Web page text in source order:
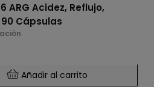
ARG Acidez, Reflujo,
Cápsulas
Añadir al carrito